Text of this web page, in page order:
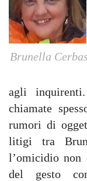
Brunella
agli
chiamate
rumori di
litigi tra
l’omicidio non
del gesto